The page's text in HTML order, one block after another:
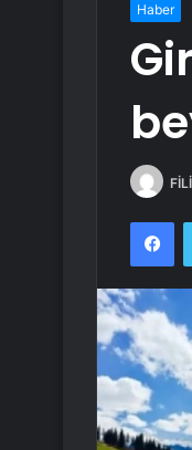
Haber